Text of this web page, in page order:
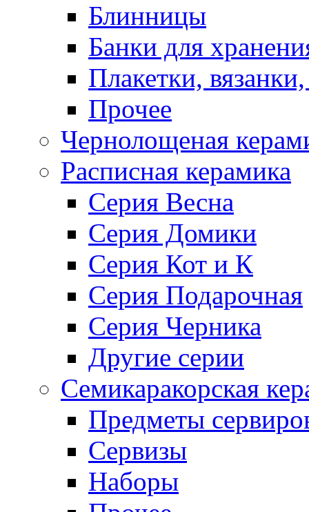
Блинницы
Банки для
Плакетки,
Прочее
Чернолощеная
Расписная керамика
Серия Весна
Серия Домики
Серия Кот и К
Серия Подарочная
Серия Черника
Другие серии
Семикаракорская
Предметы
Сервизы
Наборы